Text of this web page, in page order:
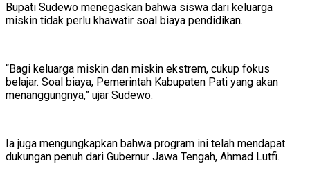
Bupati Sudewo menegaskan bahwa siswa dari keluarga
miskin tidak perlu khawatir soal biaya pendidikan.
“Bagi keluarga miskin dan miskin ekstrem, cukup fokus
belajar. Soal biaya, Pemerintah Kabupaten Pati yang akan
menanggungnya,” ujar Sudewo.
Ia juga mengungkapkan bahwa program ini telah mendapat
dukungan penuh dari Gubernur Jawa Tengah, Ahmad Lutfi.